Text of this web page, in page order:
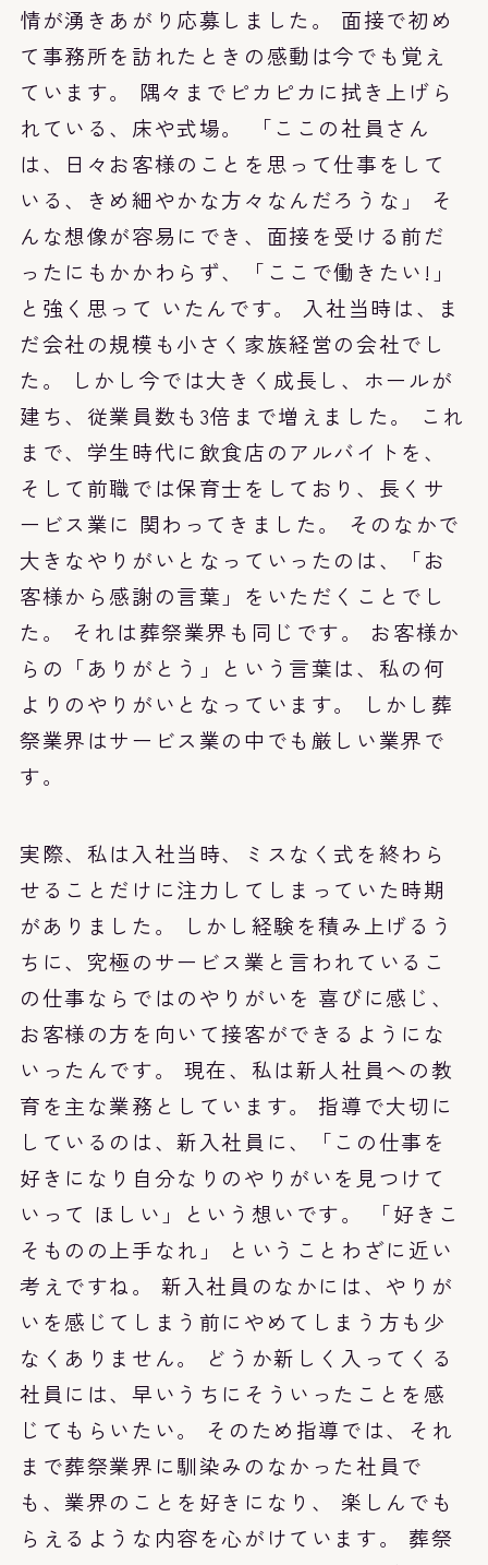
情が湧きあがり応募しました。 面接で初め
て事務所を訪れたときの感動は今でも覚え
ています。 隅々までピカピカに拭き上げら
れている、床や式場。 「ここの社員さん
は、日々お客様のことを思って仕事をして
いる、きめ細やかな方々なんだろうな」 そ
んな想像が容易にでき、面接を受ける前だ
ったにもかかわらず、「ここで働きたい!」
と強く思って いたんです。 入社当時は、ま
だ会社の規模も小さく家族経営の会社でし
た。 しかし今では大きく成長し、ホールが
建ち、従業員数も3倍まで増えました。 これ
まで、学生時代に飲食店のアルバイトを、
そして前職では保育士をしており、長くサ
ービス業に 関わってきました。 そのなかで
大きなやりがいとなっていったのは、「お
客様から感謝の言葉」をいただくことでし
た。 それは葬祭業界も同じです。 お客様か
らの「ありがとう」という言葉は、私の何
よりのやりがいとなっています。 しかし葬
祭業界はサービス業の中でも厳しい業界で
す。
実際、私は入社当時、ミスなく式を終わら
せることだけに注力してしまっていた時期
がありました。 しかし経験を積み上げるう
ちに、究極のサービス業と言われているこ
の仕事ならではのやりがいを 喜びに感じ、
お客様の方を向いて接客ができるようにな
いったんです。 現在、私は新人社員への教
育を主な業務としています。 指導で大切に
しているのは、新入社員に、「この仕事を
好きになり自分なりのやりがいを見つけて
いって ほしい」という想いです。 「好きこ
そものの上手なれ」 ということわざに近い
考えですね。 新入社員のなかには、やりが
いを感じてしまう前にやめてしまう方も少
なくありません。 どうか新しく入ってくる
社員には、早いうちにそういったことを感
じてもらいたい。 そのため指導では、それ
まで葬祭業界に馴染みのなかった社員で
も、業界のことを好きになり、 楽しんでも
らえるような内容を心がけています。 葬祭